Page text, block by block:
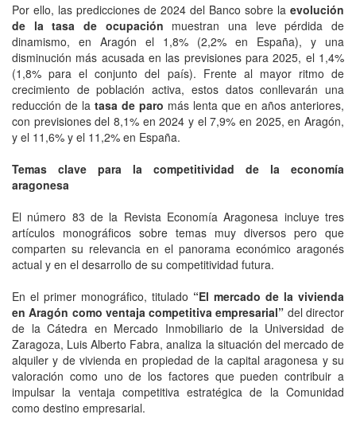
Por ello, las predicciones de 2024 del Banco sobre la evolución
de la tasa de ocupación muestran una leve pérdida de
dinamismo, en Aragón el 1,8% (2,2% en España), y una
disminución más acusada en las previsiones para 2025, el 1,4%
(1,8% para el conjunto del país). Frente al mayor ritmo de
crecimiento de población activa, estos datos conllevarán una
reducción de la tasa de paro más lenta que en años anteriores,
con previsiones del 8,1% en 2024 y el 7,9% en 2025, en Aragón,
y el 11,6% y el 11,2% en España.
Temas clave para la competitividad de la economía
aragonesa
El número 83 de la Revista Economía Aragonesa incluye tres
artículos monográficos sobre temas muy diversos pero que
comparten su relevancia en el panorama económico aragonés
actual y en el desarrollo de su competitividad futura.
En el primer monográfico, titulado “El mercado de la vivienda
en Aragón como ventaja competitiva empresarial” del director
de la Cátedra en Mercado Inmobiliario de la Universidad de
Zaragoza, Luis Alberto Fabra, analiza la situación del mercado de
alquiler y de vivienda en propiedad de la capital aragonesa y su
valoración como uno de los factores que pueden contribuir a
impulsar la ventaja competitiva estratégica de la Comunidad
como destino empresarial.